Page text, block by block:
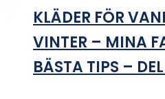
KLÄDER FÖR
VINTER – MINA
BÄSTA TIPS – DEL